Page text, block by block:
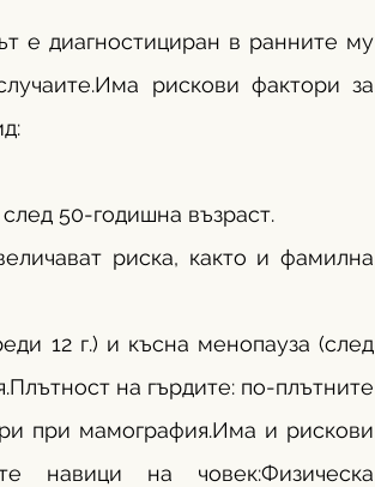
е диагностициран в ранните му
рискови фактори за
50-годишна възраст.
риска, както и фамилна
12 г.) и късна менопауза (след
на гърдите: по-плътните
при мамография.Има и рискови
навици на човек:Физическа